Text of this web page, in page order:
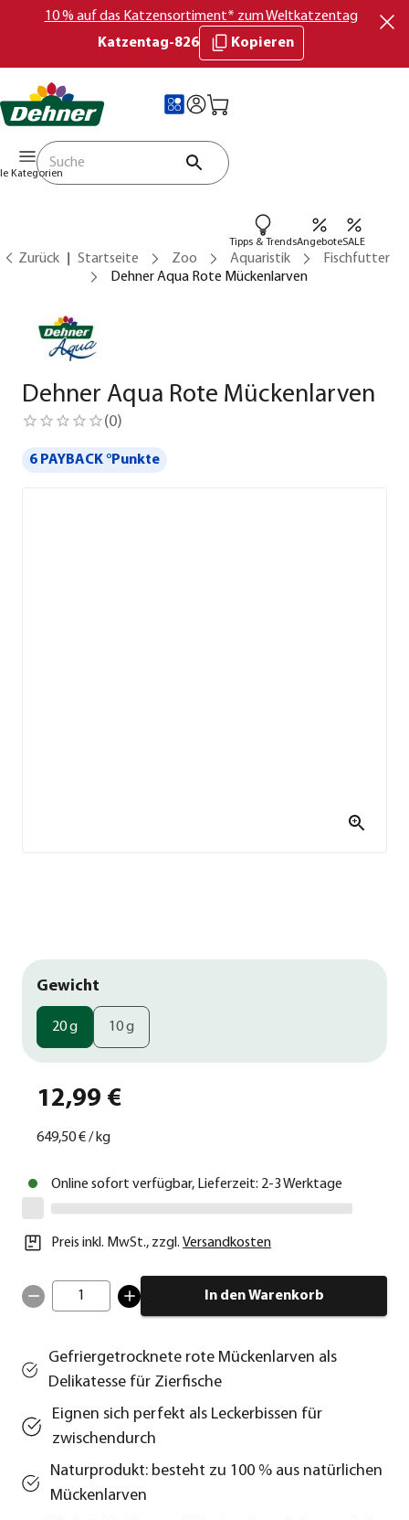
10 % auf das Katzensortiment* zum Weltkatzentag
Katzentag-826
Kopieren
Kategorien
Tipps & TrendsAngeboteSALE
Zurück Startseite Zoo Aquaristik
Fischfutter
Dehner Aqua Rote Mückenlarven
Dehner Aqua Rote Mückenlarven
(0)
6 PAYBACK °Punkte
Gewicht
20 g 10 g
12,99 €
649,50 €/kg
Online sofort verfügbar, Lieferzeit: 2-3 Werktage
Preis inkl. MwSt., zzgl. Versandkosten
1 In den Warenkorb
Gefriergetrocknete rote Mückenlarven als
Delikatesse für Zierfische
Eignen sich perfekt als Leckerbissen für
zwischendurch
Naturprodukt: besteht zu 100 % aus natürlichen
Mückenlarven